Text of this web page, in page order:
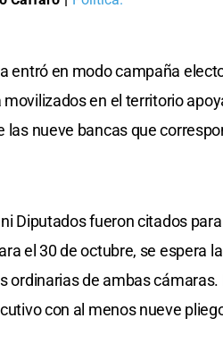
entró en modo campaña
movilizados en el territorio
las nueve bancas que
Diputados fueron citados
el 30 de octubre, se espera
ordinarias de ambas
con al menos nueve